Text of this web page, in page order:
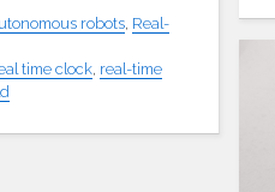
robots Real-
time clock real-time